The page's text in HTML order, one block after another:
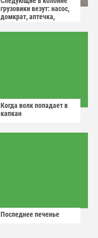
грузовики везут: насос,
домкрат, аптечка,
Когда волк попадает в
капкан
Последнее печенье